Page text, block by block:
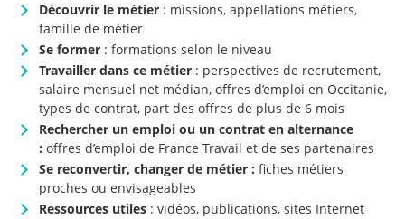
Découvrir le métier : missions, appellations métiers,
famille de métier
Se former : formations selon le niveau
Travailler dans ce métier : perspectives de recrutement,
salaire mensuel net médian, offres d’emploi en Occitanie,
types de contrat, part des offres de plus de 6 mois
Rechercher un emploi ou un contrat en alternance
: offres d’emploi de France Travail et de ses partenaires
Se reconvertir, changer de métier : fiches métiers
proches ou envisageables
Ressources utiles : vidéos, publications, sites Internet